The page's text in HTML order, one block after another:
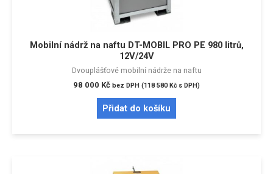
Mobilní nádrž na naftu DT-MOBIL PRO PE 980 litrů,
12V/24V
Dvouplášťové mobilní nádrže na naftu
98 000 Kč bez DPH (118 580Kč s DPH)
Přidat do košíku